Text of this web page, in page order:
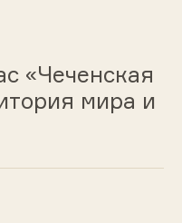
«Чеченская
мира и